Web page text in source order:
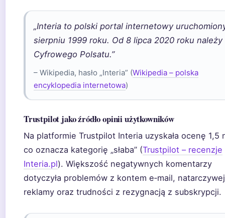
„Interia to polski portal internetowy
sierpniu 1999 roku. Od 8 lipca 2020 roku należy
Cyfrowego Polsatu.”
– Wikipedia, hasło „Interia” (Wikipedia – polska
encyklopedia internetowa)
Trustpilot jako źródło opinii użytkowników
Na platformie Trustpilot Interia uzyskała ocenę 1,5
co oznacza kategorię „słaba” (Trustpilot – recenzje
Interia.pl). Większość negatywnych komentarzy
dotyczyła problemów z kontem e‑mail, natarczywej
reklamy oraz trudności z rezygnacją z subskrypcji.